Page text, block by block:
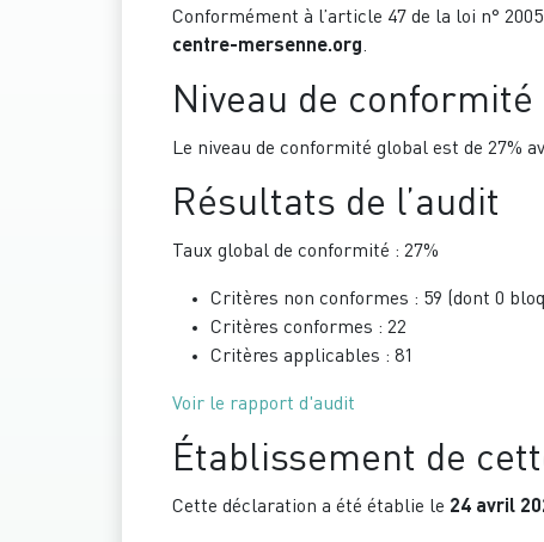
Conformément à l’article 47 de la loi n°
centre-mersenne.org.
Niveau de conformité
Le niveau de conformité global est de 27%
Résultats de l’audit
Taux global de conformité : 27%
Critères non conformes : 59 (dont 0
Critères conformes : 22
Critères applicables : 81
Voir le rapport d'audit
Établissement de
Cette déclaration a été établie le 24 avril